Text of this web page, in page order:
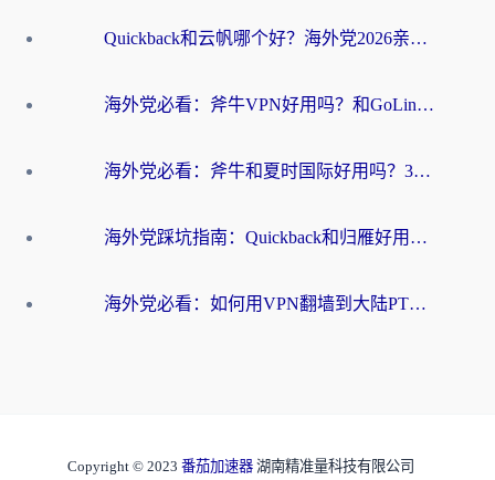
Quickback和云帆哪个好？海外党2026亲测指南：选对加速器大陆工具，无缝刷国内剧玩国服
海外党必看：斧牛VPN好用吗？和GoLinkVPN对比哪个回国效果更好？
海外党必看：斧牛和夏时国际好用吗？3步选对回国加速器，无缝刷国内资源
海外党踩坑指南：Quickback和归雁好用吗？选对加速器才能无缝刷国内资源
海外党必看：如何用VPN翻墙到大陆PTT？一篇解决你所有回国加速痛点
Copyright © 2023 番茄加速器 湖南精准量科技有限公司